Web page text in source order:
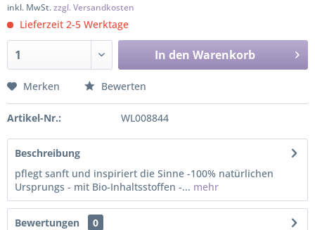
inkl. MwSt.zzgl. Versandkosten
Lieferzeit 2-5 Werktage
In den Warenkorb
Merken Bewerten
Artikel-Nr.: WL008844
Beschreibung
pflegt sanft und inspiriert die Sinne -100% natürlichen
Ursprungs - mit Bio-Inhaltsstoffen -... mehr
Bewertungen
0